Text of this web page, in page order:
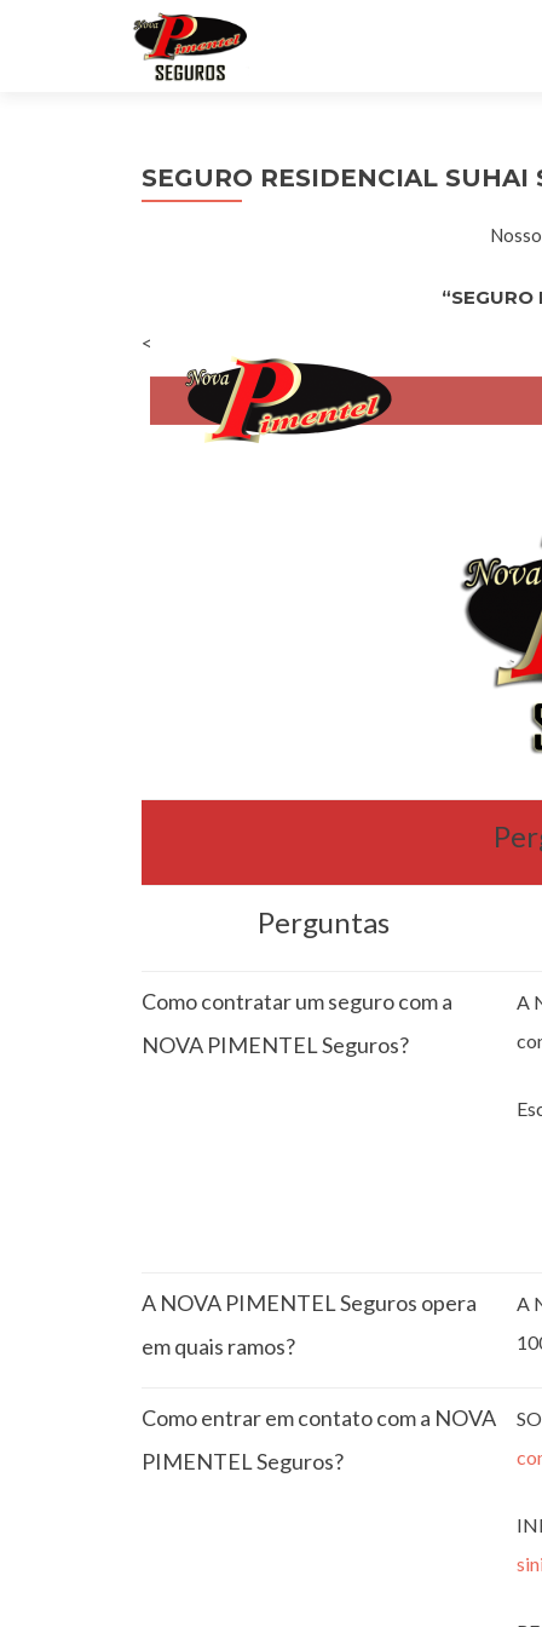
SEGURO RESIDENCIAL SUHAI
“SEGURO
<
Perguntas
Como contratar um seguro com a
NOVA PIMENTEL Seguros?
A
A NOVA PIMENTEL Seguros opera
em quais ramos?
A
Como entrar em contato com a NOVA
PIMENTEL Seguros?